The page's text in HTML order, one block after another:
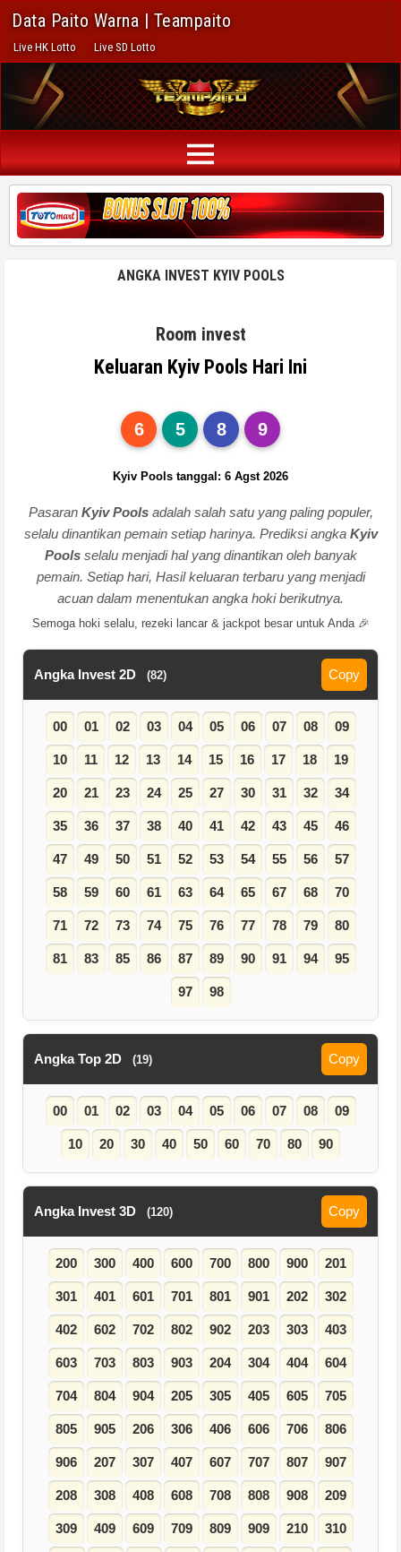
Data Paito Warna | Teampaito
Live HK Lotto Live SD Lotto
ANGKA INVEST KYIV POOLS
Room invest
Keluaran Kyiv Pools Hari Ini
6 5 8 9
Kyiv Pools tanggal: 6 Agst 2026
Pasaran Kyiv Poolsadalah salah satu yang paling populer,
selalu dinantikan pemain setiap harinya. Prediksi angka Kyiv
Poolsselalu menjadi hal yang dinantikan oleh banyak
pemain. Setiap hari, Hasil keluaran terbaru yang menjadi
acuan dalam menentukan angka hoki berikutnya.
Semoga hoki selalu, rezeki lancar & jackpot besar untuk Anda 🎉
Angka Invest 2D (82) Copy
00 01 02 03 04 05 06 07 08 09
10 11 12 13 14 15 16 17 18 19
20 21 23 24 25 27 30 31 32 34
35 36 37 38 40 41 42 43 45 46
47 49 50 51 52 53 54 55 56 57
58 59 60 61 63 64 65 67 68 70
71 72 73 74 75 76 77 78 79 80
81 83 85 86 87 89 90 91 94 95
97 98
Angka Top 2D (19) Copy
00 01 02 03 04 05 06 07 08 09
10 20 30 40 50 60 70 80 90
Angka Invest 3D (120) Copy
200 300 400 600 700 800 900 201
301 401 601 701 801 901 202 302
402 602 702 802 902 203 303 403
603 703 803 903 204 304 404 604
704 804 904 205 305 405 605 705
805 905 206 306 406 606 706 806
906 207 307 407 607 707 807 907
208 308 408 608 708 808 908 209
309 409 609 709 809 909 210 310